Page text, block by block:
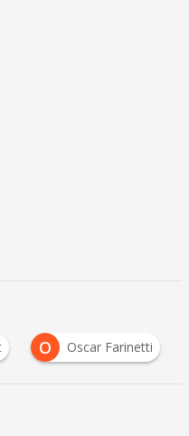
O
Oscar Farinetti